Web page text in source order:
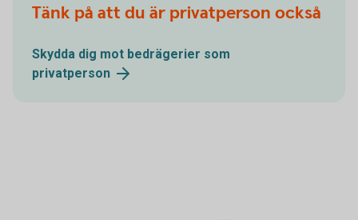
Tänk på att du är privatperson också
Skydda dig mot bedrägerier som
privatperson